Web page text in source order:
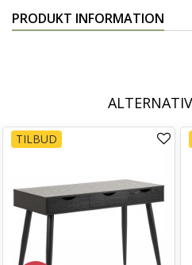
PRODUKT INFORMATION
TILBUD